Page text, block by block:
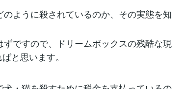
ように殺されているのか、その実態を知
ですので、ドリームボックスの残酷な現
と思います。